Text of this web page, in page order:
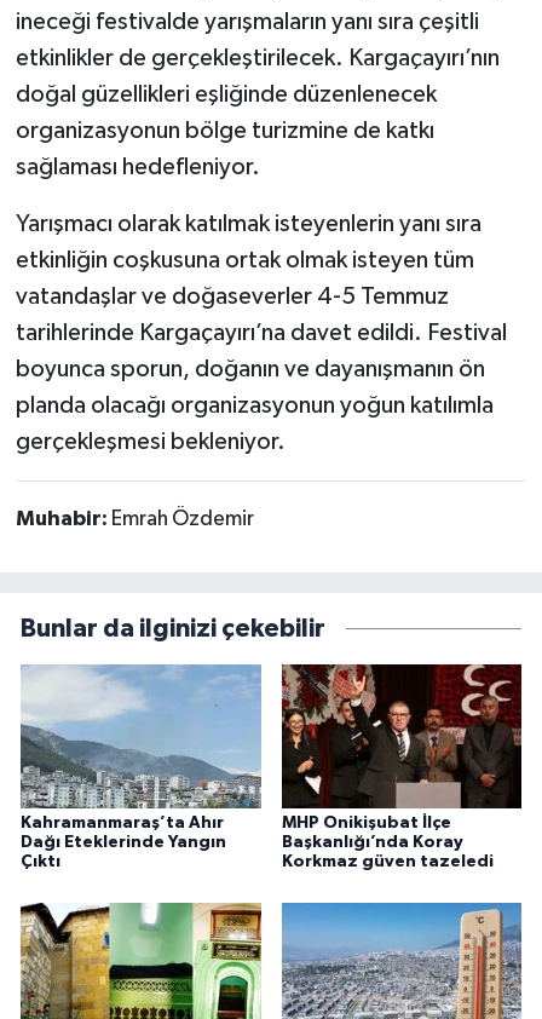
ineceği festivalde yarışmaların yanı sıra çeşitli
etkinlikler de gerçekleştirilecek. Kargaçayırı’nın
doğal güzellikleri eşliğinde düzenlenecek
organizasyonun bölge turizmine de katkı
sağlaması hedefleniyor.
Yarışmacı olarak katılmak isteyenlerin yanı sıra
etkinliğin coşkusuna ortak olmak isteyen tüm
vatandaşlar ve doğaseverler 4-5 Temmuz
tarihlerinde Kargaçayırı’na davet edildi. Festival
boyunca sporun, doğanın ve dayanışmanın ön
planda olacağı organizasyonun yoğun katılımla
gerçekleşmesi bekleniyor.
Muhabir: Emrah Özdemir
Bunlar da ilginizi çekebilir
Kahramanmaraş’ta Ahır
Dağı Eteklerinde Yangın
Çıktı
MHP Onikişubat İlçe
Başkanlığı’nda Koray
Korkmaz güven tazeledi